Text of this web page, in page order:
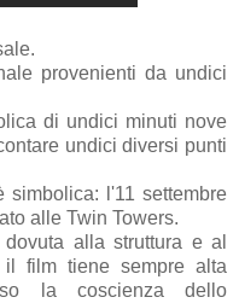
provenienti da undici
di undici minuti nove
undici diversi punti
l'11 settembre
alle Twin Towers.
alla struttura e al
film tiene sempre alta
la coscienza dello